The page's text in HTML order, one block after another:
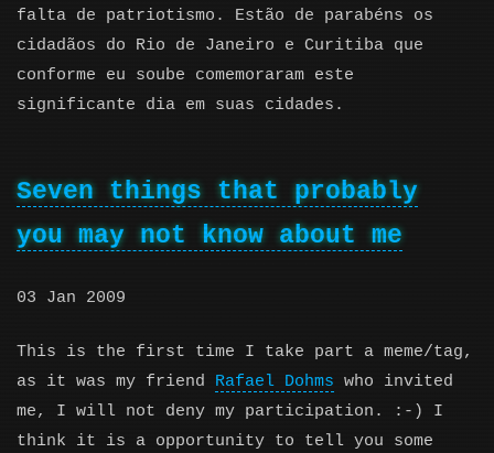
falta de patriotismo. Estão de parabéns os
cidadãos do Rio de Janeiro e Curitiba que
conforme eu soube comemoraram este
significante dia em suas cidades.
Seven things that probably
you may not know about me
03 Jan 2009
This is the first time I take part a meme/tag,
as it was my friend Rafael Dohms who invited
me, I will not deny my participation. :-) I
think it is a opportunity to tell you some